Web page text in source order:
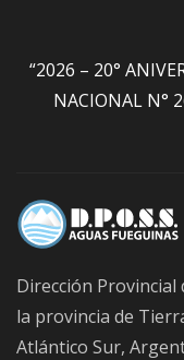
“2026 – 20°
NACIONAL N°
Dirección Provincial
la provincia de
Atlántico Sur,